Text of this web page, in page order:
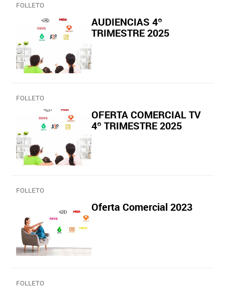
FOLLETO
AUDIENCIAS 4º
TRIMESTRE 2025
FOLLETO
OFERTA COMERCIAL TV
4º TRIMESTRE 2025
FOLLETO
Oferta Comercial 2023
FOLLETO